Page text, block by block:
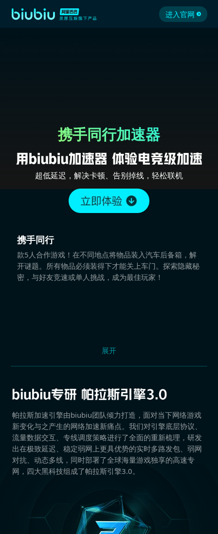
进入官网
携手同行加速器
超低延迟，解决卡顿、告别掉线，轻松联机
携手同行
款5人合作游戏！在不同地点将物品装入汽车后备箱，解
开谜题。所有物品必须装得下才能关上车门。探索隐藏秘
密，与好友竞速或单人挑战，成为最佳玩家！
展开
帕拉斯加速引擎由biubiu团队倾力打造，面对当下网络游戏
新变化与之产生的网络加速新痛点。我们对引擎底层协议、
流量数据交互、专线调度策略进行了全面的重新梳理，研发
出在极致延迟、稳定弱网上更具优势的实时多路发包、弱网
对抗、动态多线，同时部署了全球海量游戏独享的高速专
网，四大黑科技组成了帕拉斯引擎3.0。